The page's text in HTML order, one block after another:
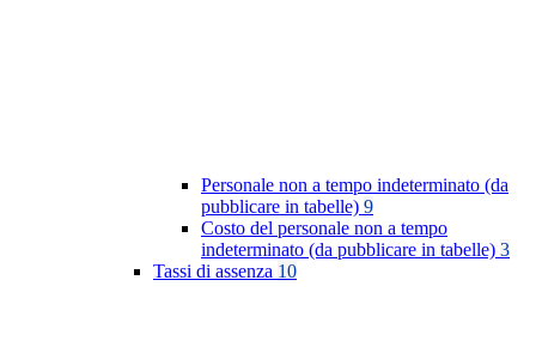
Personale non a tempo indeterminato (da
pubblicare in tabelle) 9
Costo del personale non a tempo
indeterminato (da pubblicare in tabelle) 3
Tassi di assenza 10